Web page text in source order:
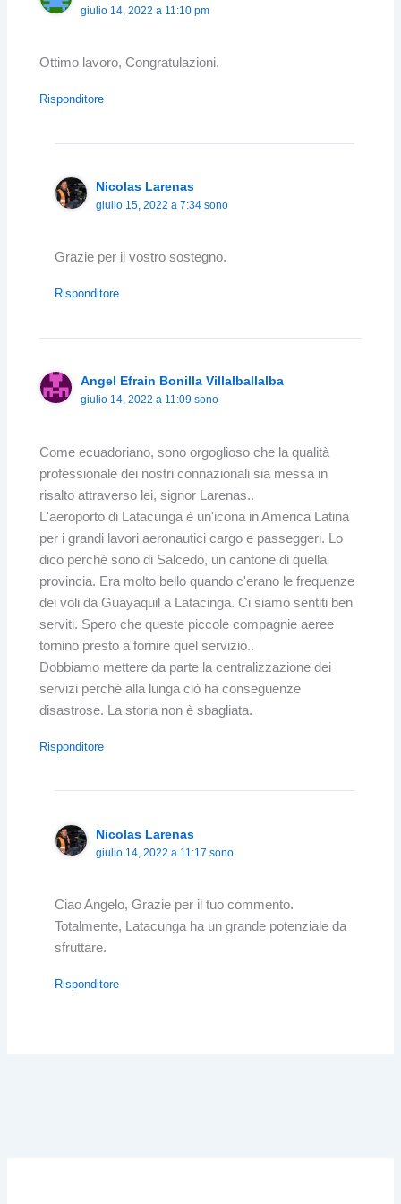
giulio 14, 2022 a 11:10 pm
Ottimo lavoro, Congratulazioni.
Risponditore
Nicolas Larenas
giulio 15, 2022 a 7:34 sono
Grazie per il vostro sostegno.
Risponditore
Angel Efrain Bonilla Villalballalba
giulio 14, 2022 a 11:09 sono
Come ecuadoriano, sono orgoglioso che la qualità
professionale dei nostri connazionali sia messa in
risalto attraverso lei, signor Larenas..
L'aeroporto di Latacunga è un'icona in America Latina
per i grandi lavori aeronautici cargo e passeggeri. Lo
dico perché sono di Salcedo, un cantone di quella
provincia. Era molto bello quando c'erano le frequenze
dei voli da Guayaquil a Latacinga. Ci siamo sentiti ben
serviti. Spero che queste piccole compagnie aeree
tornino presto a fornire quel servizio..
Dobbiamo mettere da parte la centralizzazione dei
servizi perché alla lunga ciò ha conseguenze
disastrose. La storia non è sbagliata.
Risponditore
Nicolas Larenas
giulio 14, 2022 a 11:17 sono
Ciao Angelo, Grazie per il tuo commento.
Totalmente, Latacunga ha un grande potenziale da
sfruttare.
Risponditore